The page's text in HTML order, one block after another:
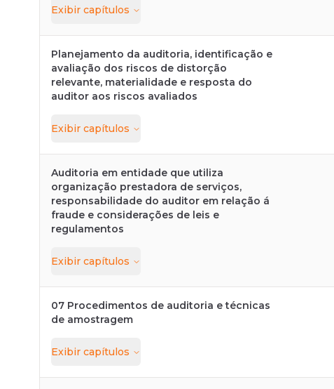
Exibir capítulos
Planejamento da auditoria, identificação e
avaliação dos riscos de distorção
relevante, materialidade e resposta do
auditor aos riscos avaliados
Exibir capítulos
Auditoria em entidade que utiliza
organização prestadora de serviços,
responsabilidade do auditor em relação á
fraude e considerações de leis e
regulamentos
Exibir capítulos
07 Procedimentos de auditoria e técnicas
de amostragem
Exibir capítulos